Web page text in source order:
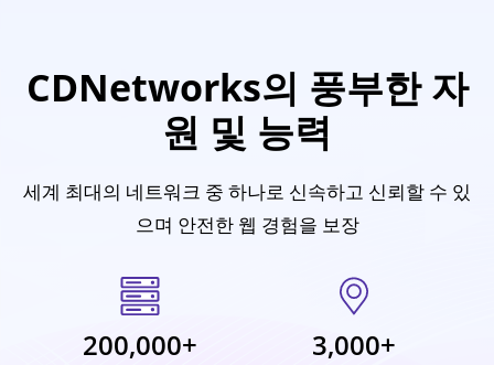
CDNetworks의 풍부한 자
원 및 능력
세계 최대의 네트워크 중 하나로 신속하고 신뢰할 수 있
으며 안전한 웹 경험을 보장
200,000+ 3,000+